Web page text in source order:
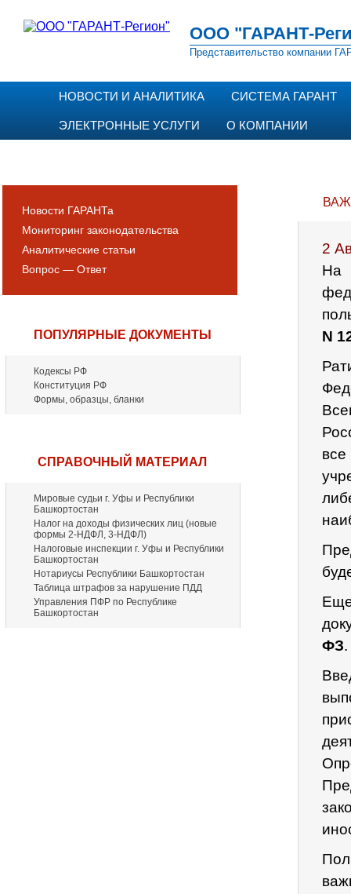
ООО "ГАРАНТ-
Представительство компании
НОВОСТИ И АНАЛИТИКА СИСТЕМА ГАРАНТ
ЭЛЕКТРОННЫЕ УСЛУГИ О КОМПАНИИ
Новости ГАРАНТа
Мониторинг законодательства
Аналитические статьи
Вопрос — Ответ
ПОПУЛЯРНЫЕ ДОКУМЕНТЫ
Кодексы РФ
Конституция РФ
Формы, образцы, бланки
СПРАВОЧНЫЙ МАТЕРИАЛ
Мировые судьи г. Уфы и Республики
Башкортостан
Налог на доходы физических лиц (новые
формы 2-НДФЛ, 3-НДФЛ)
Налоговые инспекции г. Уфы и Республики
Башкортостан
Нотариусы Республики Башкортостан
Таблица штрафов за нарушение ПДД
Управления ПФР по Республике
Башкортостан
2
На
N
ФЗ.